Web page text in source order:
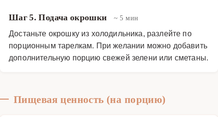
Шаг 5. Подача окрошки ~ 5 мин
Достаньте окрошку из холодильника, разлейте по
порционным тарелкам. При желании можно добавить
дополнительную порцию свежей зелени или сметаны.
Пищевая ценность (на порцию)